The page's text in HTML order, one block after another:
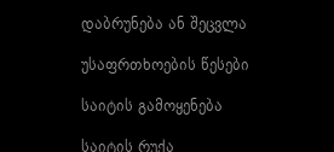
დაბრუნება ან შეცვლა
უსაფრთხოების წესები
საიტის გამოყენება
საიტის რუქა